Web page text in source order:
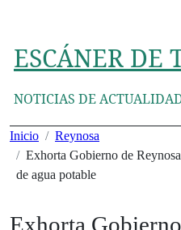
contenido
ESCÁNER DE
NOTICIAS DE
Inicio
Reynosa
Exhorta Gobierno de
de agua potable
Exhorta